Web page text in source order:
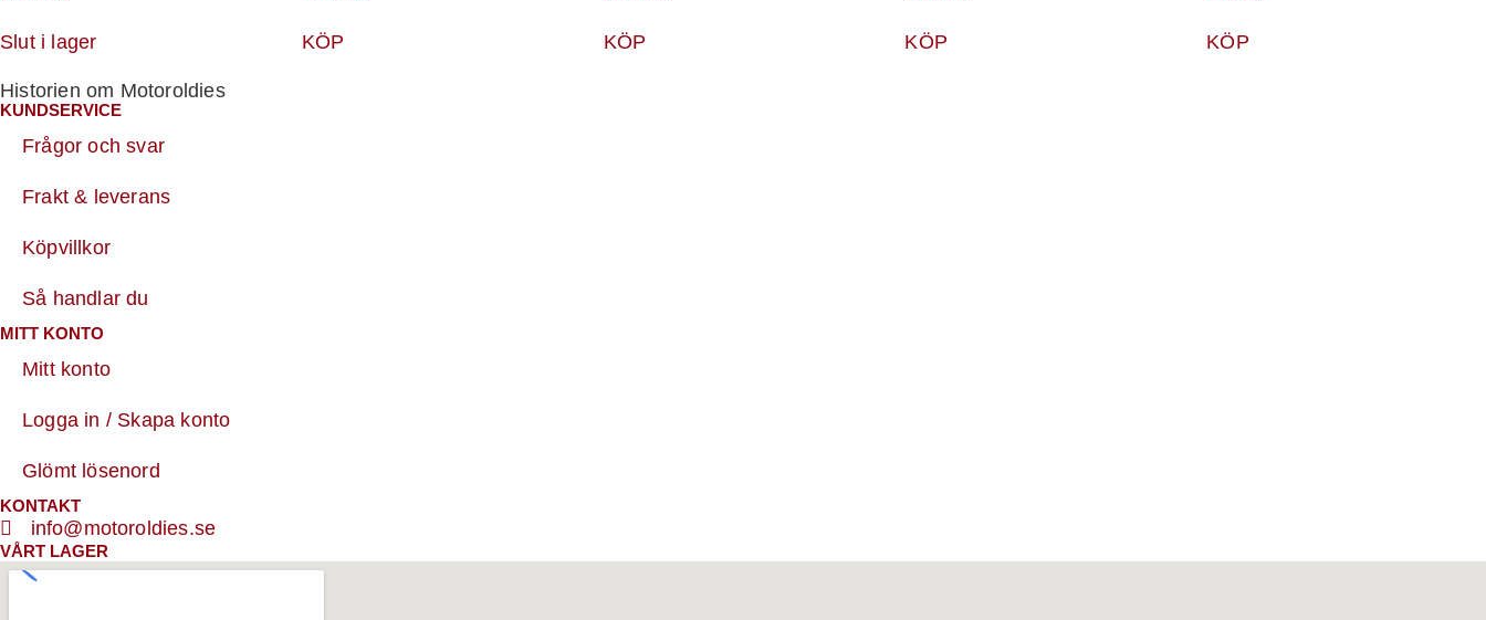
Slut i lager KÖP KÖP KÖP KÖP
Historien om Motoroldies
KUNDSERVICE
Frågor och svar
Frakt & leverans
Köpvillkor
Så handlar du
MITT KONTO
Mitt konto
Logga in / Skapa konto
Glömt lösenord
KONTAKT
info@motoroldies.se
VÅRT LAGER